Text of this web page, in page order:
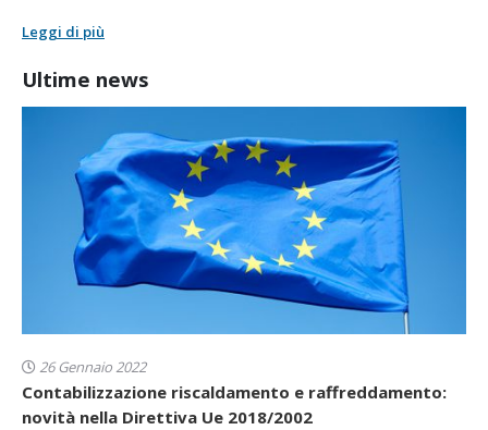
Leggi di più
Ultime news
26 Gennaio 2022
Contabilizzazione riscaldamento e raffreddamento:
novità nella Direttiva Ue 2018/2002